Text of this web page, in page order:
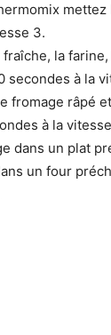
3.
la
secondes à la
fromage râpé
à la
dans un plat
un four